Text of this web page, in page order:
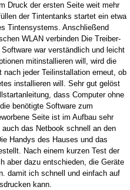
Druck der ersten Seite weit mehr
der Tintentanks startet ein etwa
Tintensystems. Anschließend
WLAN verbinden Die Treiber-
war verständlich und leicht
mitinstallieren will, wird die
jeder Teilinstallation erneut, ob
installieren will. Sehr gut gelöst
dass Computer ohne
benötigte Software zum
Seite ist im Aufbau sehr
das Netbook schnell an den
Handys des Hauses und das
Nach einem kurzen Test der
aber dazu entschieden, die Geräte
damit ich schnell und einfach auf
kann.